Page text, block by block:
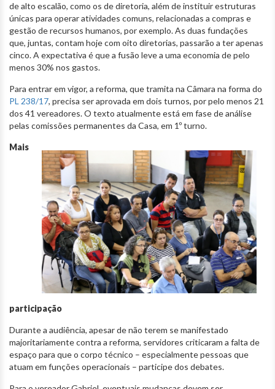
de alto escalão, como os de diretoria, além de instituir estruturas
únicas para operar atividades comuns, relacionadas a compras e
gestão de recursos humanos, por exemplo. As duas fundações
que, juntas, contam hoje com oito diretorias, passarão a ter apenas
cinco. A expectativa é que a fusão leve a uma economia de pelo
menos 30% nos gastos.
Para entrar em vigor, a reforma, que tramita na Câmara na forma do
PL 238/17, precisa ser aprovada em dois turnos, por pelo menos 21
dos 41 vereadores. O texto atualmente está em fase de análise
pelas comissões permanentes da Casa, em 1º turno.
Mais
participação
Durante a audiência, apesar de não terem se manifestado
majoritariamente contra a reforma, servidores criticaram a falta de
espaço para que o corpo técnico – especialmente pessoas que
atuam em funções operacionais – participe dos debates.